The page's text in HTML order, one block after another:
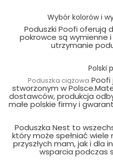
Wybór kolorów i
Poduszki Poofi oferują
pokrowce są wymienne
utrzymanie
Polski
Poduszka ciążowa Poofi
stworzonym w
dostawców, produkcja
małe polskie firmy i
Poduszka Nest to
który może spełniać wiele
przyszłych mam, jak i dla
wsparcia podczas